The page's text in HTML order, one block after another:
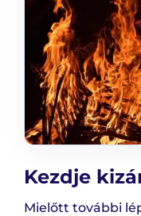
Kezdje
Mielőtt további